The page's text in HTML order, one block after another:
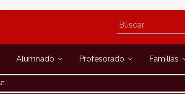
Alumnado Profesorado Familias